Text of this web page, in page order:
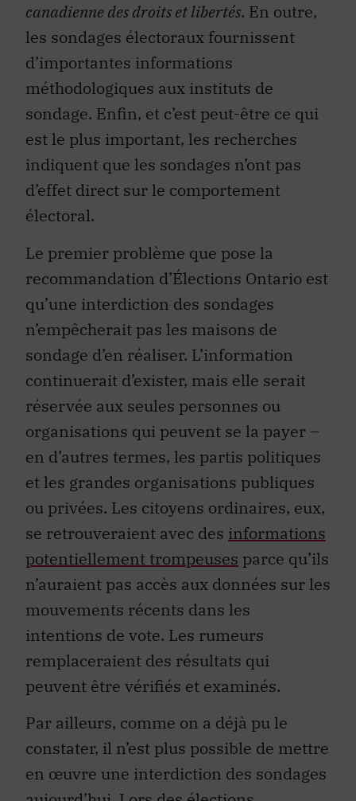
canadienne des droits et libertés. En outre,
les sondages électoraux fournissent
d’importantes informations
méthodologiques aux instituts de
sondage. Enfin, et c’est peut-être ce qui
est le plus important, les recherches
indiquent que les sondages n’ont pas
d’effet direct sur le comportement
électoral.
Le premier problème que pose la
recommandation d’Élections Ontario est
qu’une interdiction des sondages
n’empêcherait pas les maisons de
sondage d’en réaliser. L’information
continuerait d’exister, mais elle serait
réservée aux seules personnes ou
organisations qui peuvent se la payer –
en d’autres termes, les partis politiques
et les grandes organisations publiques
ou privées. Les citoyens ordinaires, eux,
se retrouveraient avec des informations
potentiellement trompeuses parce qu’ils
n’auraient pas accès aux données sur les
mouvements récents dans les
intentions de vote. Les rumeurs
remplaceraient des résultats qui
peuvent être vérifiés et examinés.
Par ailleurs, comme on a déjà pu le
constater, il n’est plus possible de mettre
en œuvre une interdiction des sondages